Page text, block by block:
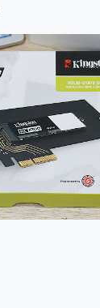
好用的 EaseUS Partition Master 讓您輕鬆的移除與格式化有防寫保護的隨身碟或SD卡
開箱~變身「蜘蛛人」椅子軍師！MSI MPG 491CQP QD-OLED 超寬曲面電競螢幕，多工辦公、爽度滿滿的終極桌面體驗
iPhone 17 系列 有認證的防護來囉！ imos 首家導入 UL MCV 行銷宣告驗證的手機配件品牌
DJI Osmo Pocket 3 爽爽帶回家 歡慶 EaseUS 21 週年到來，「Slogan 海報徵稿活動」好康大放送
小巧好吸不擋鏡頭 有Qi2認證的 ONPRO MagReact MXs2 5000mAh薄型磁吸無線急速行動電源 開箱 評測
寶可夢飛人外掛iToolab AnyGo全新升級，GO Fest 五折優惠嗨翻天！支援 iOS/Android！
百倍變焦實測~ vivo X200 Pro 與 S25 Ultra 誰能滿足全場景拍攝需求？